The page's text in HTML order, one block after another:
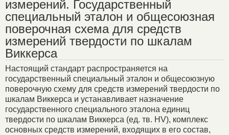
измерений. Государственный
специальный эталон и общесоюзная
поверочная схема для средств
измерений твердости по шкалам
Виккерса
Настоящий стандарт распространяется на
государственный специальный эталон и общесоюзную
поверочную схему для средств измерений твердости по
шкалам Виккерса и устанавливает назначение
государственного специального эталона единиц
твердости по шкалам Виккерса (ед. тв. HV), комплекс
основных средств измерений, входящих в его состав,